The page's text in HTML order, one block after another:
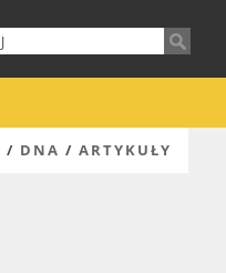
/ DNA / ARTYKUŁY